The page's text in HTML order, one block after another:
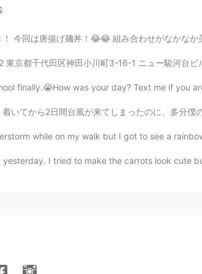
thank you (^^)
ビスで
😂😂 組み合わせがなかなか美味しいと思います！唐揚げはそもそも揚げ物で油っぽいので、
都千代田区神田小川町3-16-1 ニュー駿河台ビル1F This is
finally.😭How was your day? Text me if you
てしまったのに、多分僕の人生で一番いいホリデーだったと思います。本当にすごい経験でした
while on my walk but I got to see a
I tried to make the carrots look cute